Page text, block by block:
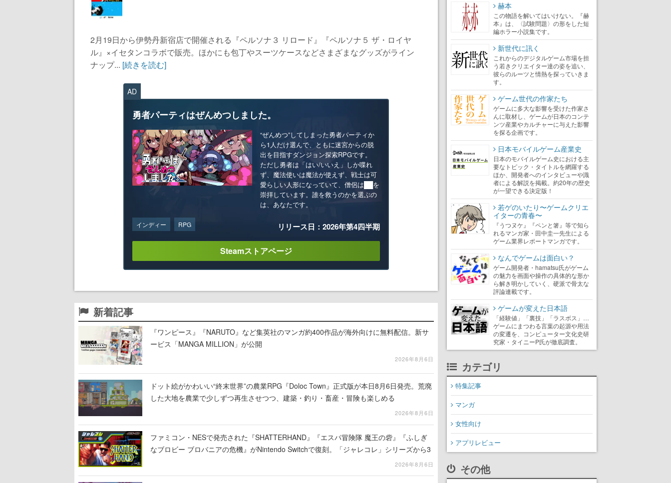
2月19日から伊勢丹新宿店で開催される『ペルソナ３ リロード』『ペルソナ５ ザ・ロイヤ
ル』×イセタンコラボで販売。ほかにも包丁やスーツケースなどさまざまなグッズがライン
ナップ... [続きを読む]
AD
勇者パーティはぜんめつしました。
“ぜんめつ”してしまった勇者パーティか
ら1人だけ選んで、ともに迷宮からの脱
出を目指すダンジョン探索RPGです。
ただし勇者は「はい/いいえ」しか喋れ
ず、魔法使いは魔法が使えず、戦士は可
愛らしい人形になっていて、僧侶は██を
崇拝しています。誰を救うのかを選ぶの
は、あなたです。
インディー RPG リリース日：2026年第4四半期
Steamストアページ
新着記事
『ワンピース』『NARUTO』など集英社のマンガ約400作品が海外向けに無料配信。新サ
ービス「MANGA MILLION」が公開
2026年8月6日
ドット絵がかわいい“終末世界”の農業RPG『Doloc Town』正式版が本日8月6日発売。荒廃
した大地を農業で少しずつ再生させつつ、建築・釣り・畜産・冒険も楽しめる
2026年8月6日
ファミコン・NESで発売された『SHATTERHAND』『エスパ冒険隊 魔王の砦』『ふしぎ
なブロビー ブロバニアの危機』がNintendo Switchで復刻。「ジャレコレ」シリーズから3
2026年8月6日
赫本
この物語を解いてはいけない。『赫
本』は、〈試験問題〉の形をした短
編ホラー小説集です。
新世代に訊く
これからのデジタルゲーム市場を担
う若きクリエイター達の姿を追い、
彼らのルーツと情熱を探っていきま
す。
ゲーム世代の作家たち
ゲームに多大な影響を受けた作家さ
んに取材し、ゲームが日本のコンテ
ンツ産業やカルチャーに与えた影響
を探る企画です。
日本モバイルゲーム産業史
日本のモバイルゲーム史における主
要なトピック・タイトルを網羅する
ほか、開発者へのインタビューや識
者による解説を掲載。約20年の歴史
が一望できる決定版！
若ゲのいたり〜ゲームクリエ
イターの青春〜
『うつヌケ』『ペンと箸』等で知ら
れるマンガ家・田中圭一先生による
ゲーム業界レポートマンガです。
なんでゲームは面白い？
ゲーム開発者・hamatsu氏がゲーム
の魅力を画面や操作の具体的な形か
ら解き明かしていく、硬派で骨太な
評論連載です。
ゲームが変えた日本語
「経験値」「裏技」「ラスボス」…
ゲームにまつわる言葉の起源や用法
の変遷を、コンピューター文化史研
究家・タイニーP氏が徹底調査。
カテゴリ
特集記事
マンガ
女性向け
アプリレビュー
その他